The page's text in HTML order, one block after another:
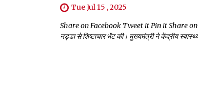
Tue Jul 15 , 2025
Share on Facebook Tweet it Pin it Share on
नड्डा से शिष्टाचार भेंट की। मुख्यमंत्री ने केंद्रीय